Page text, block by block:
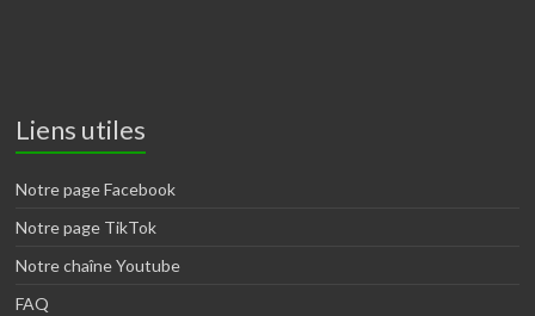
Liens utiles
Notre page Facebook
Notre page TikTok
Notre chaîne Youtube
FAQ